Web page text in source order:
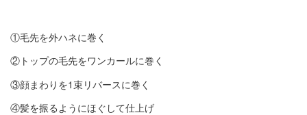
①毛先を外ハネに巻く
②トップの毛先をワンカールに巻く
③顔まわりを1束リバースに巻く
④髪を振るようにほぐして仕上げ